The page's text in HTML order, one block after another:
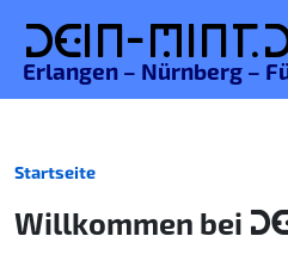
Dein-MINT.
Erlangen – Nürnberg –
Startseite
Willkommen bei